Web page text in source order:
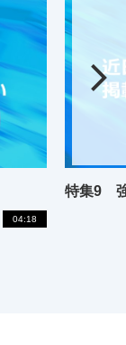
04:18
特集9